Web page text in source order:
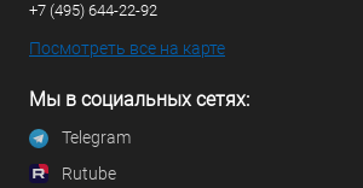
+7 (495) 644-22-92
Посмотреть все на карте
Мы в социальных сетях:
Telegram
Rutube